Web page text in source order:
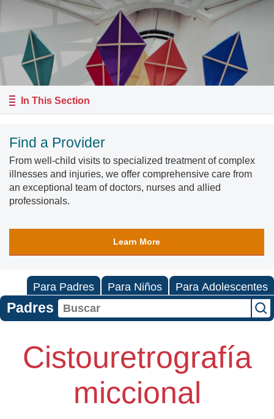
In This Section
Find a Provider
From well-child visits to specialized treatment of complex
illnesses and injuries, we offer comprehensive care from
an exceptional team of doctors, nurses and allied
professionals.
Learn More
Para Padres Para Niños Para Adolescentes
Padres
Cistouretrografía
miccional